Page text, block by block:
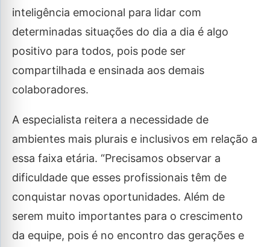
inteligência emocional para lidar com
determinadas situações do dia a dia é algo
positivo para todos, pois pode ser
compartilhada e ensinada aos demais
colaboradores.
A especialista reitera a necessidade de
ambientes mais plurais e inclusivos em relação a
essa faixa etária. “Precisamos observar a
dificuldade que esses profissionais têm de
conquistar novas oportunidades. Além de
serem muito importantes para o crescimento
da equipe, pois é no encontro das gerações e